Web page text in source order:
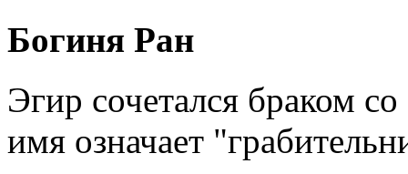
Богиня Ран
Эгир сочетался браком
имя означает